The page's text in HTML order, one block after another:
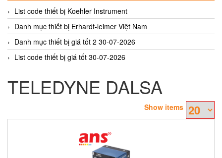
List code thiết bị Koehler Instrument
Danh mục thiết bị Erhardt-leimer Việt Nam
Danh mục thiết bị giá tốt 2 30-07-2026
List code thiết bị giá tốt 30-07-2026
TELEDYNE DALSA
Show items